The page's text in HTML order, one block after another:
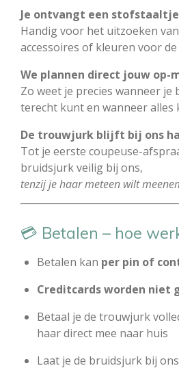
Je ontvangt een stofstaaltje
Handig voor het uitzoeken
accessoires of kleuren voor
We plannen direct jouw
Zo weet je precies wanneer je
terecht kunt en wanneer alles
De trouwjurk blijft bij ons
Tot je eerste coupeuse-
bruidsjurk veilig bij ons,
tenzij je haar meteen wilt
💳 Betalen – hoe
Betalen kan per pin of
Creditcards worden niet
Betaal je de trouwjurk
haar direct mee naar huis
Laat je de bruidsjurk bij